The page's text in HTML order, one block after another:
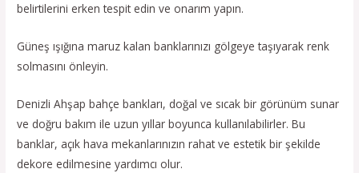
belirtilerini erken tespit edin ve onarım yapın.
Güneş ışığına maruz kalan banklarınızı gölgeye taşıyarak renk
solmasını önleyin.
Denizli Ahşap bahçe bankları, doğal ve sıcak bir görünüm sunar
ve doğru bakım ile uzun yıllar boyunca kullanılabilirler. Bu
banklar, açık hava mekanlarınızın rahat ve estetik bir şekilde
dekore edilmesine yardımcı olur.